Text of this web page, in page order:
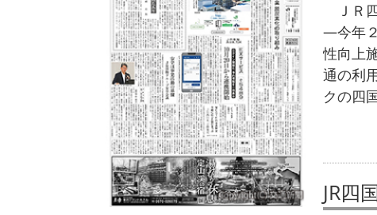
ＪＲ
―今年
性向上
通の利
クの四
JR四